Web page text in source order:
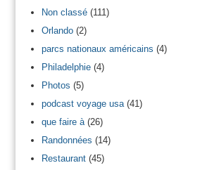
Non classé(111)
Orlando(2)
parcs nationaux américains (4)
Philadelphie(4)
Photos (5)
podcast voyage usa(41)
que faire à(26)
Randonnées (14)
Restaurant(45)